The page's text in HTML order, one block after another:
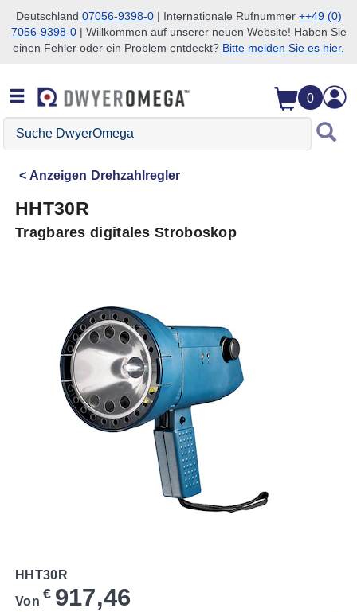
Zum Suchen überspringen
Zum Hauptinhalt überspringen
Zur Navigation überspringen
Deutschland 07056-9398-0| Internationale Rufnummer ++49 (0)
7056-9398-0| Willkommen auf unserer neuen Website! Haben Sie
einen Fehler oder ein Problem entdeckt? Bitte melden Sie es hier.
0
Suche
DwyerOmega
Anzeigen Drehzahlregler
HHT30R
Tragbares digitales Stroboskop
HHT30R
Von € 917,46